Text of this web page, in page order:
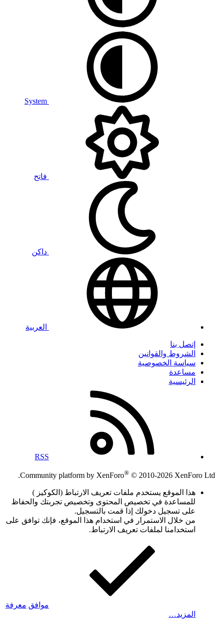
فاتح
داكن
العربية
إتصل بنا
الشروط والقوانين
سياسة الخصوصية
مساعدة
الرئيسية
RSS
Community platform by XenForo® © 2010-2026 XenForo Ltd.
هذا الموقع يستخدم ملفات تعريف الارتباط (الكوكيز )
للمساعدة في تخصيص المحتوى وتخصيص تجربتك والحفاظ
على تسجيل دخولك إذا قمت بالتسجيل.
من خلال الاستمرار في استخدام هذا الموقع، فإنك توافق على
استخدامنا لملفات تعريف الارتباط.
موافق معرفة
المزيد…